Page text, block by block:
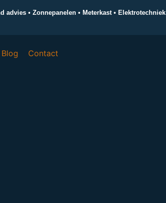
advies • Zonnepanelen • Meterkast • Elektrotechniek
Blog Contact